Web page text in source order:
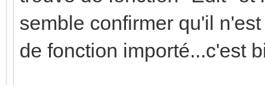
semble confirmer qu'il
de fonction importé...c'est